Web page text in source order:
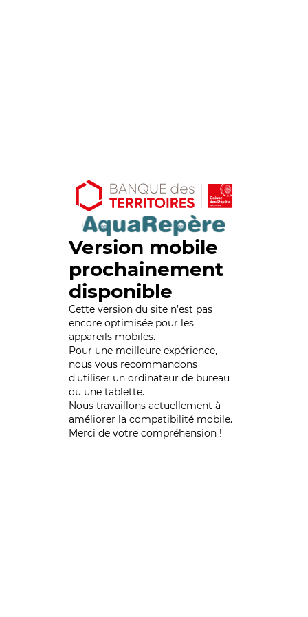
Version mobile
prochainement
disponible
Cette version du site n’est pas
encore optimisée pour les
appareils mobiles.
Pour une meilleure expérience,
nous vous recommandons
d'utiliser un ordinateur de bureau
ou une tablette.
Nous travaillons actuellement à
améliorer la compatibilité mobile.
Merci de votre compréhension !